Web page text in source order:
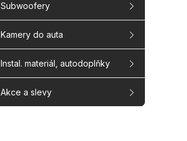
Subwoofery
Kamery do auta
Instal. materiál, autodoplňky
Akce a slevy